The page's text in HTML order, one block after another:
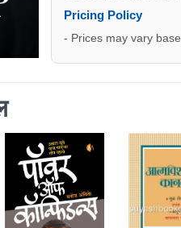
Pricing Policy
- Prices may vary